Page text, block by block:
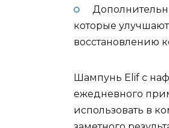
которые
восстановлению
Шампунь Elif с
ежедневного
использовать в